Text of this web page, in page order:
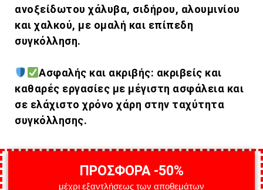
ανοξείδωτου χάλυβα, σιδήρου, αλουμινίου
και χαλκού, με ομαλή και επίπεδη
συγκόλληση.
Ασφαλής και ακριβής: ακριβείς και
καθαρές εργασίες με μέγιστη ασφάλεια και
σε ελάχιστο χρόνο χάρη στην ταχύτητα
συγκόλλησης.
ΠΡΟΣΦΟΡΑ -50%
μέχρι εξαντλήσεως των αποθεμάτων